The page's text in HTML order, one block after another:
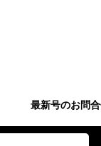
最新号のお問